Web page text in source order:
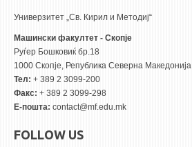
Универзитет „Св. Кирил и Методиј“
Машински факултет - Скопје
Руѓер Бошковиќ бр.18
1000 Скопје, Република Северна Македонија
Тел: + 389 2 3099-200
Факс: + 389 2 3099-298
Е-пошта: contact@mf.edu.mk
FOLLOW US